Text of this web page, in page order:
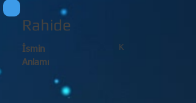
Rahide
K
İsmin
Anlamı